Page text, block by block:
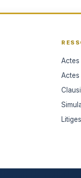
Actes
Actes